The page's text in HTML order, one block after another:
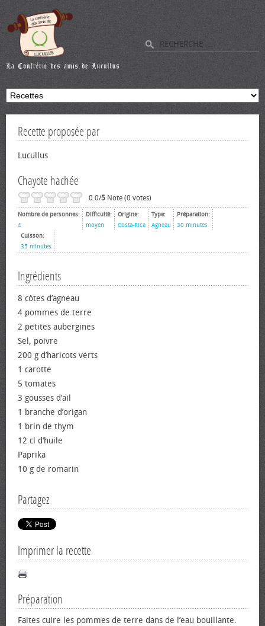
Recette proposée par
Lucullus
Chayote hachée
0.0/5 Note (0 votes)
Nombre de personnes:
4
Difficulté:
moyen
Origine:
Costa-Rica
Type:
Agneau
Préparation:
30 minutes
Cuisson:
35 minutes
Ingrédients
8 côtes d’agneau
4 pommes de terre
2 petites aubergines
Sel, poivre
200 g d’haricots verts
1 carotte
5 tomates
3 gousses d’ail
1 branche d’origan
1 brin de thym
12 cl d’huile
Paprika
10 g de romarin
Partagez
Imprimer la recette
Préparation
Faites cuire les pommes de terre dans de l’eau bouillante.